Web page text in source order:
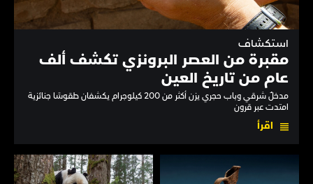
استكشاف
مقبرة من العصر البرونزي تكشف ألف
عام من تاريخ العين
مدخلٌ شرقي وباب حجري يزن أكثر من 200 كيلوجرام يكشفان طقوسًا جنائزية
امتدت عبر قرون
اقرأ